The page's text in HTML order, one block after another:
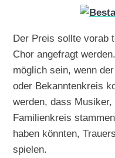
Der Preis sollte vorab
Chor angefragt
möglich sein, wenn
oder Bekanntenkreis
werden, dass
Familienkreis
haben könnten,
spielen.